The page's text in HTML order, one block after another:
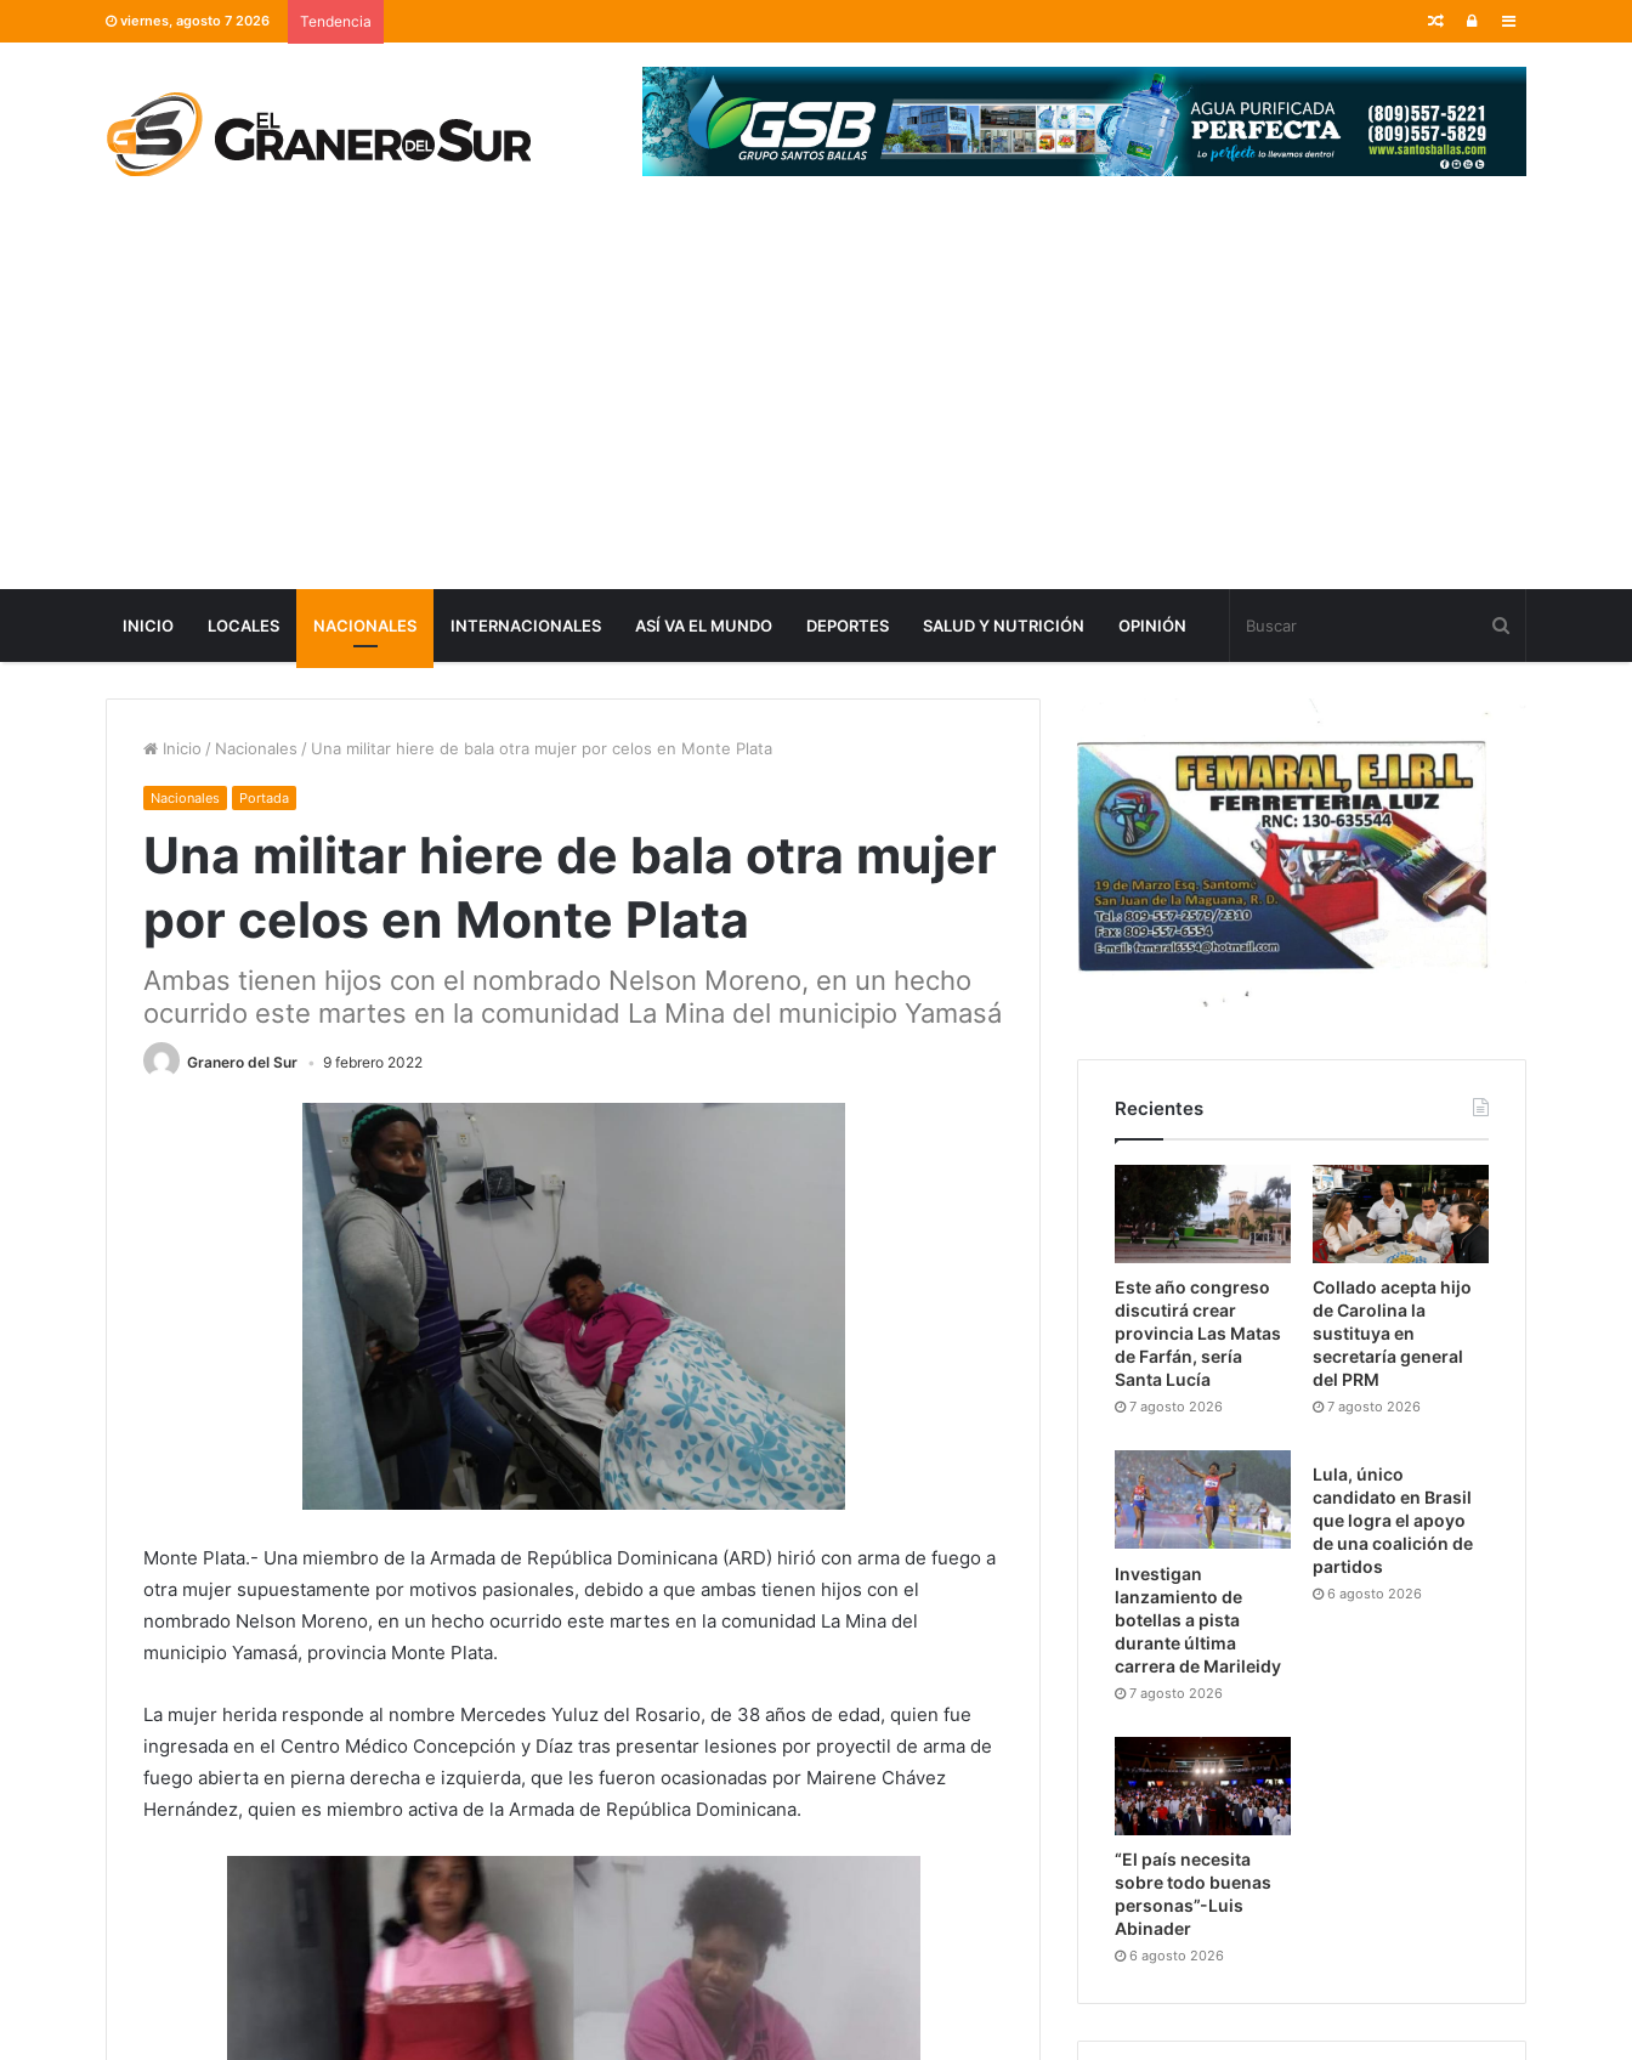
viernes, agosto 7 2026 Tendencia Sidebar
Entrar
Random
INICIO LOCALES NACIONALES INTERNACIONALES ASÍ VA EL MUNDO DEPORTES SALUD Y NUTRICIÓN OPINIÓN
Inicio / Nacionales / Una militar hiere de bala otra mujer por celos en Monte Plata
Nacionales Portada
Una militar hiere de bala otra mujer
por celos en Monte Plata
Ambas tienen hijos con el nombrado Nelson Moreno, en un hecho
ocurrido este martes en la comunidad La Mina del municipio Yamasá
Granero del Sur 9 febrero 2022
Monte Plata.- Una miembro de la Armada de República Dominicana (ARD) hirió con arma de fuego a
otra mujer supuestamente por motivos pasionales, debido a que ambas tienen hijos con el
nombrado Nelson Moreno, en un hecho ocurrido este martes en la comunidad La Mina del
municipio Yamasá, provincia Monte Plata.
La mujer herida responde al nombre Mercedes Yuluz del Rosario, de 38 años de edad, quien fue
ingresada en el Centro Médico Concepción y Díaz tras presentar lesiones por proyectil de arma de
fuego abierta en pierna derecha e izquierda, que les fueron ocasionadas por Mairene Chávez
Hernández, quien es miembro activa de la Armada de República Dominicana.
Recientes
Este año congreso
discutirá crear
provincia Las Matas
de Farfán, sería
Santa Lucía
7 agosto 2026
Collado acepta hijo
de Carolina la
sustituya en
secretaría general
del PRM
7 agosto 2026
Investigan
lanzamiento de
botellas a pista
durante última
carrera de Marileidy
7 agosto 2026
Lula, único
candidato en Brasil
que logra el apoyo
de una coalición de
partidos
6 agosto 2026
“El país necesita
sobre todo buenas
personas”-Luis
Abinader
6 agosto 2026